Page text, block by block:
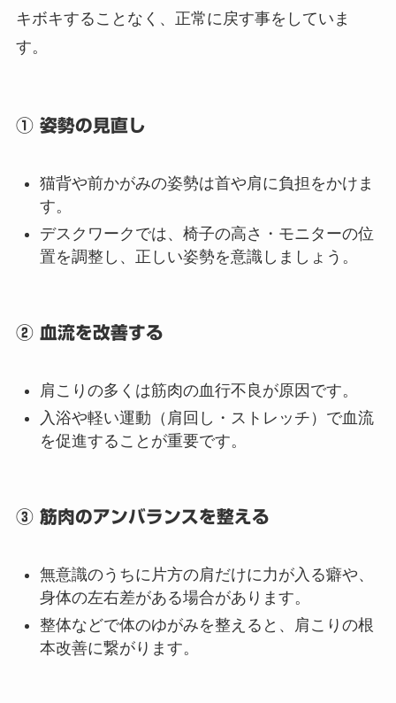
キボキすることなく、正常に戻す事をしていま
す。
① 姿勢の見直し
猫背や前かがみの姿勢は首や肩に負担をかけま
す。
デスクワークでは、椅子の高さ・モニターの位
置を調整し、正しい姿勢を意識しましょう。
② 血流を改善する
肩こりの多くは筋肉の血行不良が原因です。
入浴や軽い運動（肩回し・ストレッチ）で血流
を促進することが重要です。
③ 筋肉のアンバランスを整える
無意識のうちに片方の肩だけに力が入る癖や、
身体の左右差がある場合があります。
整体などで体のゆがみを整えると、肩こりの根
本改善に繋がります。